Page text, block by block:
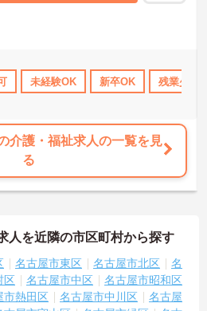
年間休日110日以上 資格取得サポート
未経験OK 新卒OK 残業少な
介護・福祉求人の一覧を見
る
人を近隣の市区町村から探す
名古屋市東区 名古屋市北区
名
区 名古屋市中区
名古屋市昭和区
市熱田区 名古屋市中川区
名古屋